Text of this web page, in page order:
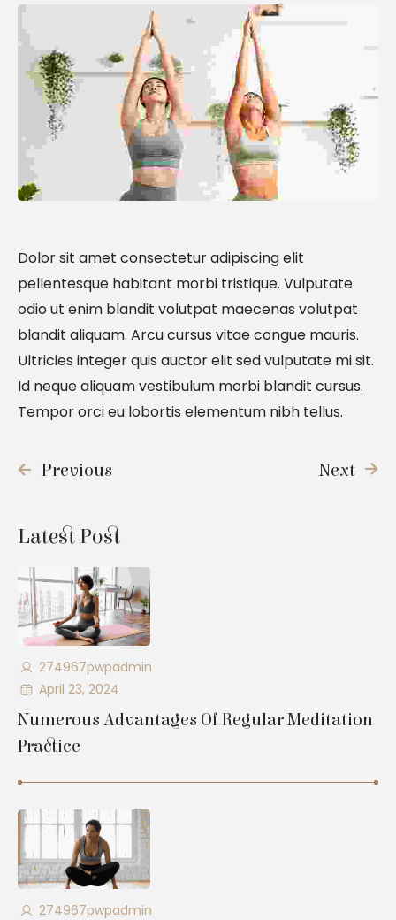
Dolor sit amet consectetur adipiscing elit
pellentesque habitant morbi tristique. Vulputate
odio ut enim blandit volutpat maecenas volutpat
blandit aliquam. Arcu cursus vitae congue mauris.
Ultricies integer quis auctor elit sed vulputate mi sit.
Id neque aliquam vestibulum morbi blandit cursus.
Tempor orci eu lobortis elementum nibh tellus.
Previous Next
Latest Post
April 23, 2024
274967pwpadmin
Numerous Advantages Of Regular Meditation
Practice
274967pwpadmin